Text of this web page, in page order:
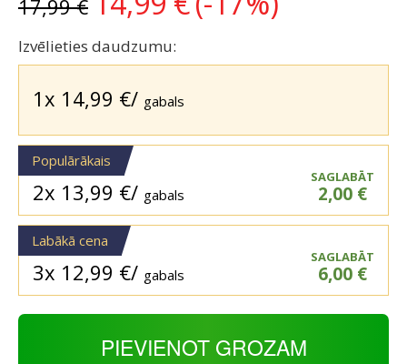
17,99€
price
was:
17,99 €.
price
14,99 €.
Izvēlieties daudzumu:
1x 14,99 €/ gabals
Populārākais
2x 13,99 €/ gabals
SAGLABĀT
2,00 €
Labākā cena
3x 12,99 €/ gabals
SAGLABĀT
6,00 €
PIEVIENOT GROZAM